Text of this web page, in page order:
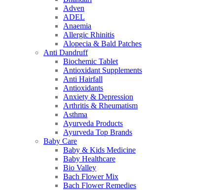
Adven
ADEL
Anaemia
Allergic Rhinitis
Alopecia & Bald Patches
Anti Dandruff
Biochemic Tablet
Antioxidant Supplements
Anti Hairfall
Antioxidants
Anxiety & Depression
Arthritis & Rheumatism
Asthma
Ayurveda Products
Ayurveda Top Brands
Baby Care
Baby & Kids Medicine
Baby Healthcare
Bio Valley
Bach Flower Mix
Bach Flower Remedies